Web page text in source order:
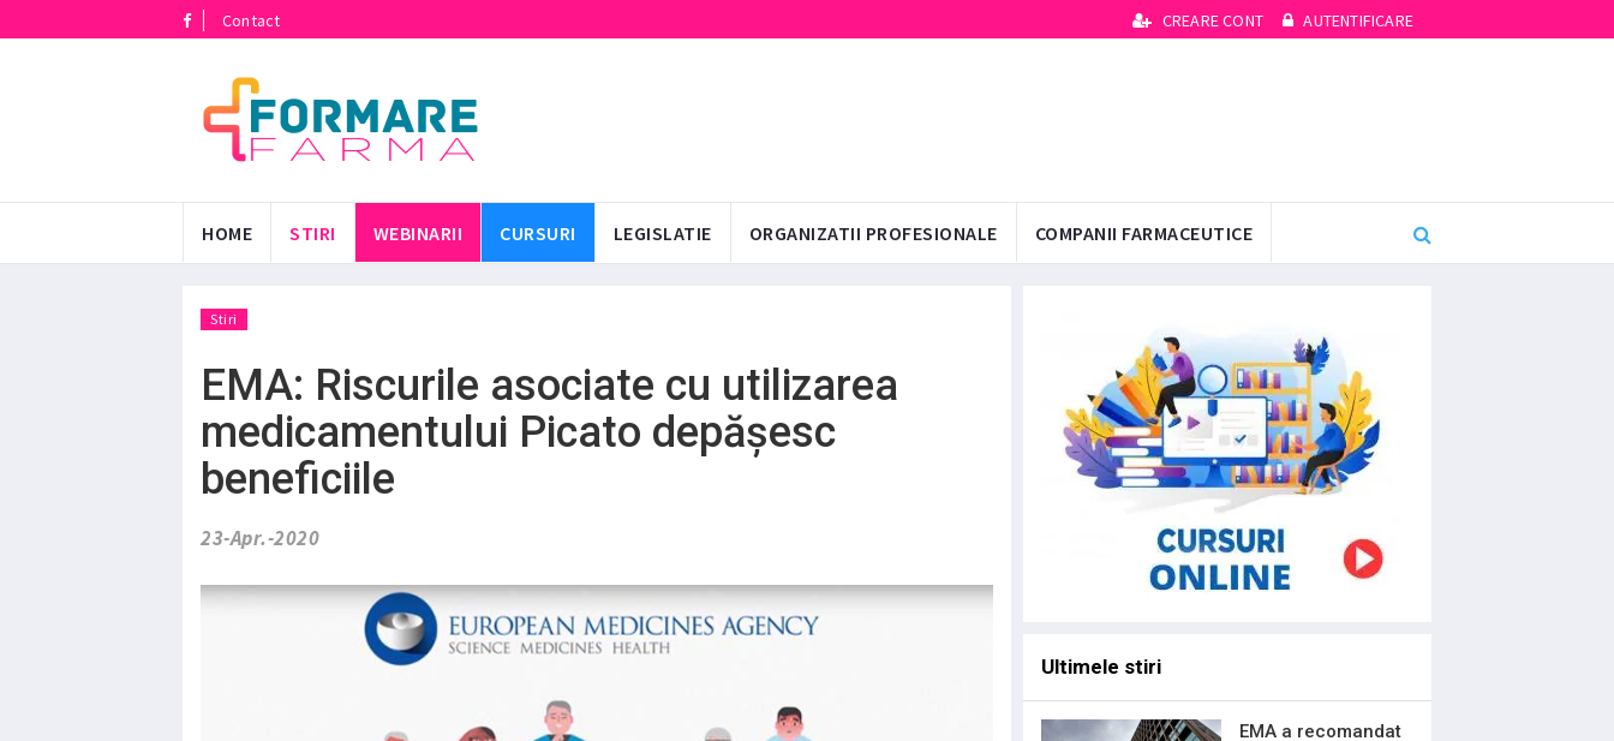
Contact CREARE CONT AUTENTIFICARE
HOME STIRI WEBINARII CURSURI LEGISLATIE ORGANIZATII PROFESIONALE COMPANII FARMACEUTICE
Stiri
EMA: Riscurile asociate cu utilizarea
medicamentului Picato depășesc
beneficiile
23-Apr.-2020
Ultimele stiri
EMA a recomandat